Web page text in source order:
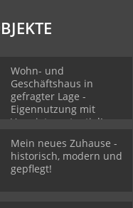
Wohn- und
Geschäftshaus in
gefragter Lage -
Eigennutzung mit
Vermieterpotential!
Mein neues Zuhause -
historisch, modern und
gepflegt!